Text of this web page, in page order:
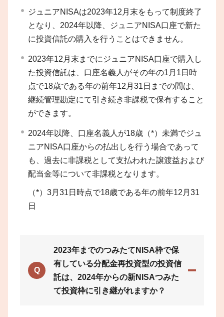
ジュニアNISAは2023年12月末をもって制度終了
となり、2024年以降、ジュニアNISA口座で新た
に投資信託の購入を行うことはできません。
2023年12月末までにジュニアNISA口座で購入し
た投資信託は、口座名義人がその年の1月1日時
点で18歳である年の前年12月31日までの間は、
継続管理勘定にて引き続き非課税で保有すること
ができます。
2024年以降、口座名義人が18歳（*）未満でジュ
ニアNISA口座からの払出しを行う場合であって
も、過去に非課税として支払われた譲渡益および
配当金等について非課税となります。
（*） 3月31日時点で18歳である年の前年12月31
日
Q
2023年までのつみたてNISA枠で保
有している分配金再投資型の投資信
託は、2024年からの新NISAつみた
て投資枠に引き継がれますか？